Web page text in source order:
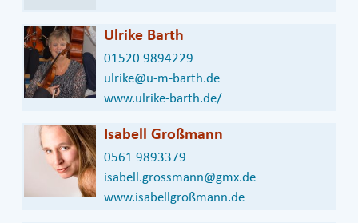
Ulrike Barth
01520 9894229
ulrike@u-m-barth.de
www.ulrike-barth.de/
Isabell Großmann
0561 9893379
isabell.grossmann@gmx.de
www.isabellgroßmann.de